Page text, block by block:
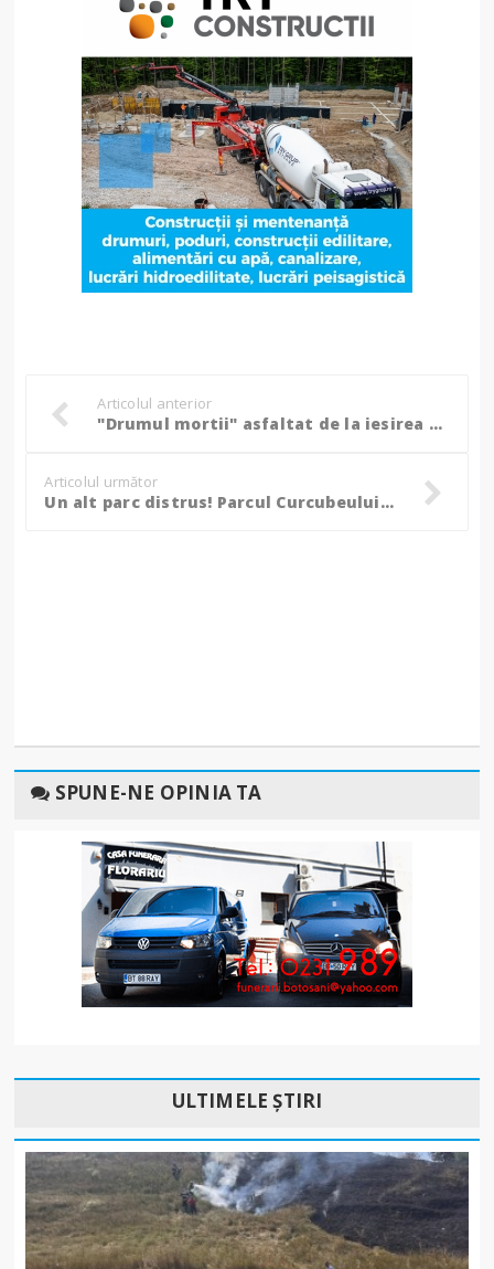
Articolul anterior
"Drumul mortii" asfaltat de la iesirea din municipiu pana la Baisa - GALERIE FOTO
Articolul următor
Un alt parc distrus! Parcul Curcubeului arata INCREDIBIL, la doar o luna dupa ce a fost inaugurat- FOTO
SPUNE-NE OPINIA TA
ULTIMELE ȘTIRI